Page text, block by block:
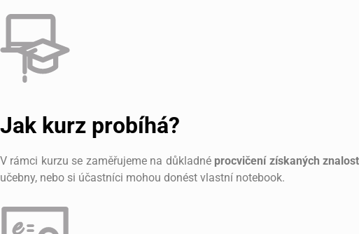
Jak kurz probíhá?
V rámci kurzu se zaměřujeme na důkladné procvičení získaných
učebny, nebo si účastníci mohou donést vlastní notebook.